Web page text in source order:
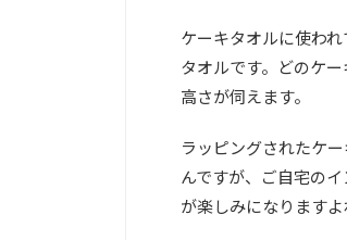
ケーキタオルに使わ
タオルです。どのケ
高さが伺えます。
ラッピングされたケ
んですが、ご自宅の
が楽しみになりますよ